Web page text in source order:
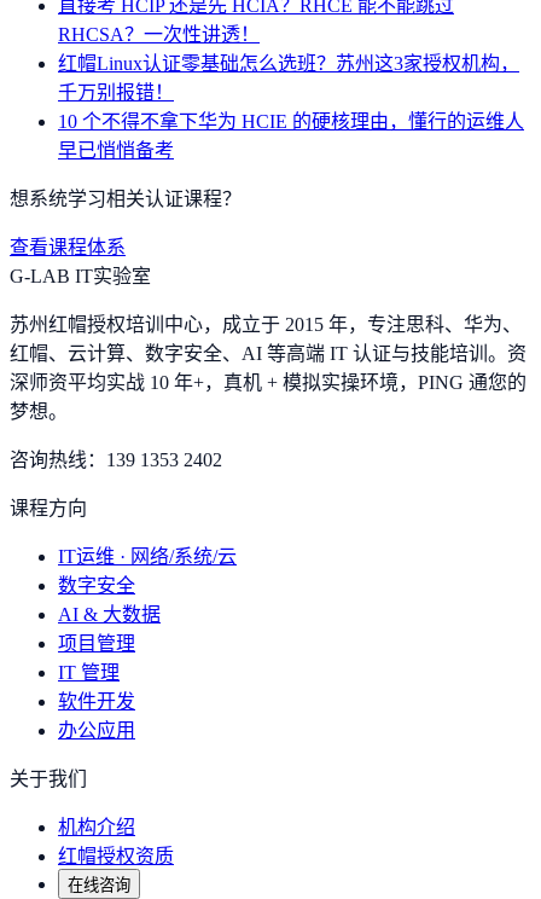
直接考 HCIP 还是先 HCIA？RHCE 能不能跳过
RHCSA？一次性讲透！
红帽Linux认证零基础怎么选班？苏州这3家授权机构，
千万别报错！
10 个不得不拿下华为 HCIE 的硬核理由，懂行的运维人
早已悄悄备考
想系统学习相关认证课程？
查看课程体系
G-LAB IT实验室
苏州红帽授权培训中心，成立于 2015 年，专注思科、华为、
红帽、云计算、数字安全、AI 等高端 IT 认证与技能培训。资
深师资平均实战 10 年+，真机 + 模拟实操环境， PING 通您的
梦想。
咨询热线： 139 1353 2402
课程方向
IT运维 · 网络/系统/云
数字安全
AI & 大数据
项目管理
IT 管理
软件开发
办公应用
关于我们
机构介绍
红帽授权资质
在线咨询